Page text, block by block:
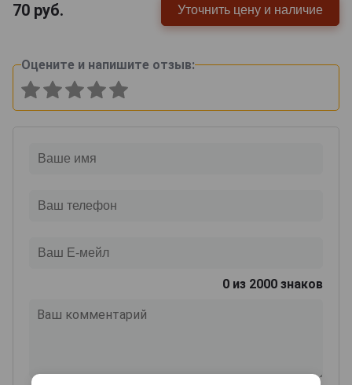
70 руб. Уточнить цену и наличие
Оцените и напишите отзыв:
0 из 2000 знаков